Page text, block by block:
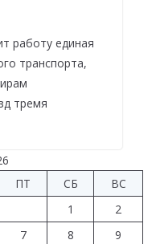
работу единая
транспорта,
тремя
ПТ СБ
ВС
1
2
7 8
9